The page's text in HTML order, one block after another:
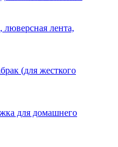
лента,
(для жесткого
для домашнего